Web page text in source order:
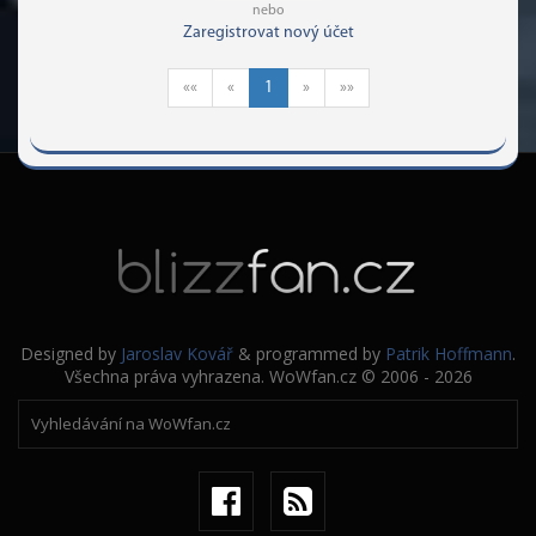
chtěj dělat. Momentálně nejsou schoní vybalancovat nic.
Solo vs multi content, obtížnosti raidů, nic. A stejně tak
neumí hru vybalancovat v rámci "nový" a "starý" generace.
nebo
Zaregistrovat nový účet
«« « 1 » »»
Designed by Jaroslav Kovář & programmed by Patrik Hoffmann.
Všechna práva vyhrazena. WoWfan.cz © 2006 - 2026